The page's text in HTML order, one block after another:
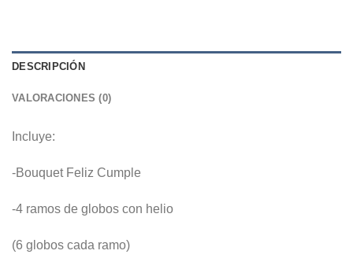
DESCRIPCIÓN
VALORACIONES (0)
Incluye:
-Bouquet Feliz Cumple
-4 ramos de globos con helio
(6 globos cada ramo)